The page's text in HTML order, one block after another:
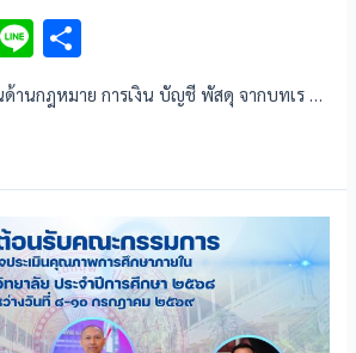
es
Li
e ar
านกฎหมาย การเงิน บัญชี พัสดุ จากบทเร …